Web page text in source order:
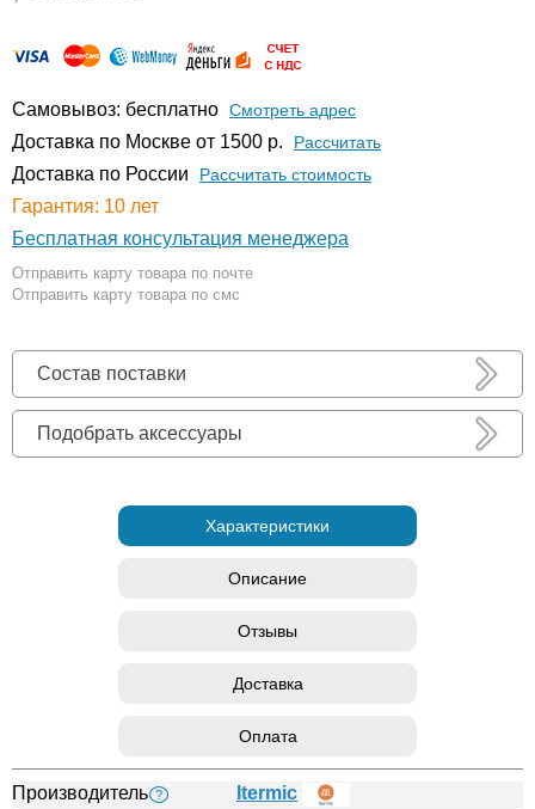
Самовывоз: бесплатно Смотреть адрес
Доставка по Москве от 1500 р. Расcчитать
Доставка по России Рассчитать стоимость
Гарантия: 10 лет
Бесплатная консультация менеджера
Отправить карту товара по почте
Отправить карту товара по смс
Состав поставки
Подобрать аксессуары
Характеристики
Описание
Отзывы
Доставка
Оплата
Производитель ?
Itermic